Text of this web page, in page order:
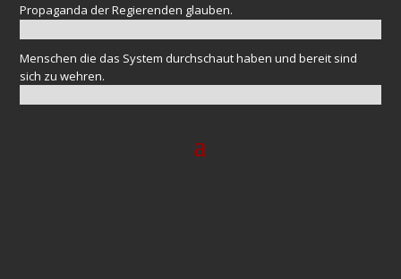
Propaganda der Regierenden glauben.
Menschen die das System durchschaut haben und bereit sind
sich zu wehren.